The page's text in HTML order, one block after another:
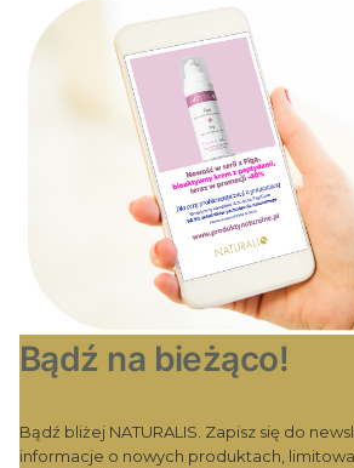
Bądź na bieżąco!
Bądź bliżej NATURALIS. Zapisz się do
informacje o nowych produktach,